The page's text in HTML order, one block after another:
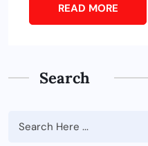
READ MORE
Search